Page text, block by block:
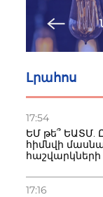
Լրահոս
17:54
ԵՄ թե՞ ԵԱՏՄ.
հիմնվի
17:16